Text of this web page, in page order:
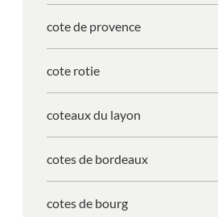
cote de provence
cote rotie
coteaux du layon
cotes de bordeaux
cotes de bourg